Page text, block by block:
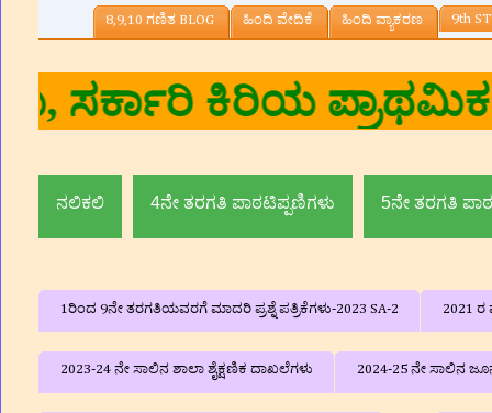
8,9,10 ಗಣಿತ BLOG ಹಿಂದಿ ವೇದಿಕೆ ಹಿಂದಿ ವ್ಯಾಕರಣ 9th
,ಸಹ ಶಿಕ್ಷಕರು,
ನಲಿಕಲಿ 4ನೇ ತರಗತಿ ಪಾಠಟಿಪ್ಪಣಿಗಳು 5ನೇ ತರಗತಿ
1ರಿಂದ 9ನೇ ತರಗತಿಯವರಗೆ ಮಾದರಿ ಪ್ರಶ್ನೆ ಪತ್ರಿಕೆಗಳು-2023 SA-2 2021 ರ
2023-24 ನೇ ಸಾಲಿನ ಶಾಲಾ ಶೈಕ್ಷಣಿಕ ದಾಖಲೆಗಳು 2024-25 ನೇ ಸಾಲಿನ